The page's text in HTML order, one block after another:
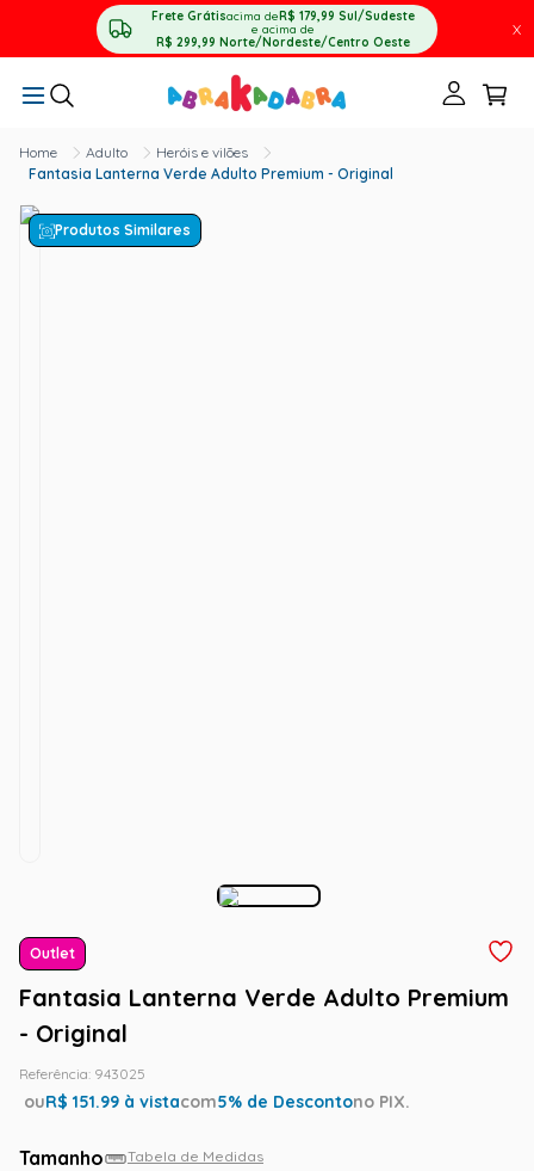
Frete Grátisacima deR$ 179,99 Sul/Sudeste
e acima de
R$ 299,99 Norte/Nordeste/Centro Oeste
X
Adulto
Heróis e vilões
Fantasia Lanterna Verde Adulto Premium - Original
Produtos Similares
Outlet
Fantasia Lanterna Verde Adulto Premium
- Original
Referência: 943025
ouR$ 151.99 à vistacom5% de Descontono PIX.
Tamanho Tabela de Medidas